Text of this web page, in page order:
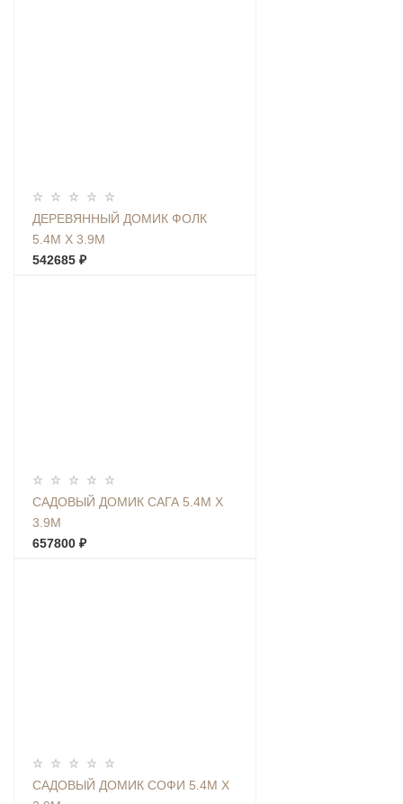
ДЕРЕВЯННЫЙ ДОМИК ФОЛК
5.4М Х 3.9М
542685 ₽
САДОВЫЙ ДОМИК САГА 5.4М Х
3.9М
657800 ₽
САДОВЫЙ ДОМИК СОФИ 5.4М Х